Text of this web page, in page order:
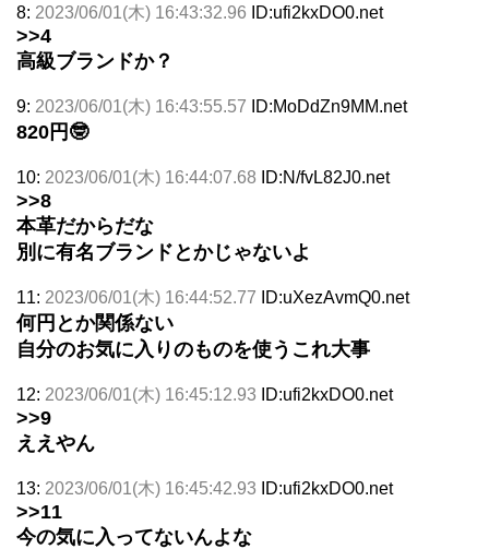
8: 2023/06/01(木) 16:43:32.96 ID:ufi2kxDO0.net
>>4
高級ブランドか？
9: 2023/06/01(木) 16:43:55.57 ID:MoDdZn9MM.net
820円🤓
10: 2023/06/01(木) 16:44:07.68 ID:N/fvL82J0.net
>>8
本革だからだな
別に有名ブランドとかじゃないよ
11: 2023/06/01(木) 16:44:52.77 ID:uXezAvmQ0.net
何円とか関係ない
自分のお気に入りのものを使うこれ大事
12: 2023/06/01(木) 16:45:12.93 ID:ufi2kxDO0.net
>>9
ええやん
13: 2023/06/01(木) 16:45:42.93 ID:ufi2kxDO0.net
>>11
今の気に入ってないんよな